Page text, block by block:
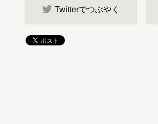
Twitterでつぶやく